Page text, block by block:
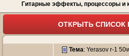
Гитарные эффекты, процессоры и
ОТКРЫТЬ СПИСОК
Тема: Yerasov r-1